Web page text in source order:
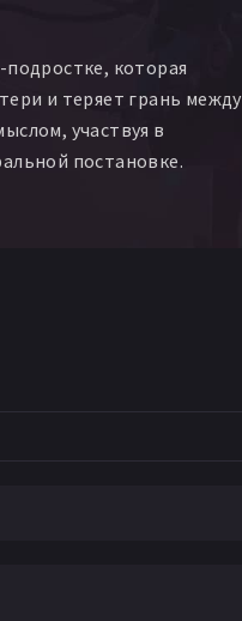
Ганн
Haha
Шарлотта Хорнсби
Steinmetz
Rylee Gabrielle
которая
и теряет грань между
участвуя в
постановке.